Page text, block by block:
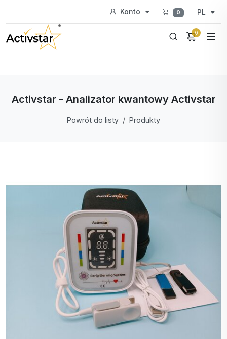
Konto 0 PL
0
Activstar - Analizator kwantowy Activstar
Powrót do listy Produkty